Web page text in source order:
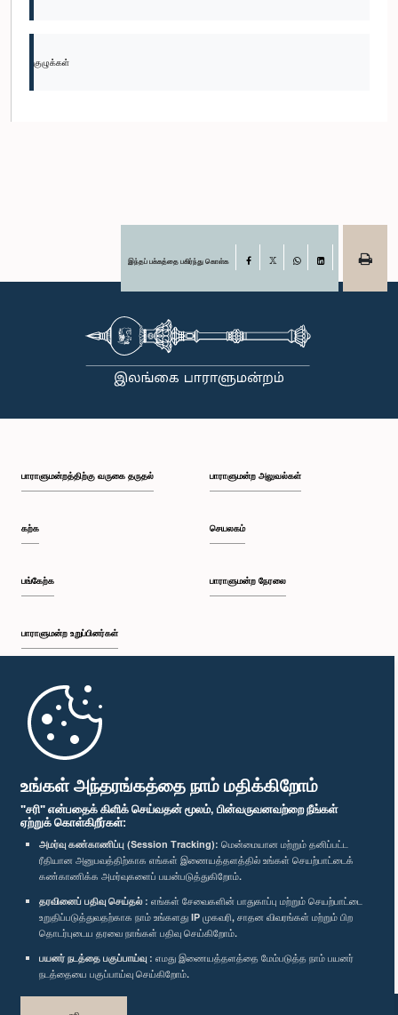
உங்கள் அந்தரங்கத்தை நாம் மதிக்கிறோம்
"சரி" என்பதைக் கிளிக் செய்வதன் மூலம், பின்வருவனவற்றை நீங்கள்
ஏற்றுக் கொள்கிறீர்கள்:
அமர்வு கண்காணிப்பு (Session Tracking): மென்மையான மற்றும் தனிப்பட்ட
ரீதியான அனுபவத்திற்காக எங்கள் இணையத்தளத்தில் உங்கள் செயற்பாட்டைக்
கண்காணிக்க அமர்வுகளைப் பயன்படுத்துகிறோம்.
தரவினைப் பதிவு செய்தல் : எங்கள் சேவைகளின் பாதுகாப்பு மற்றும் செயற்பாட்டை
உறுதிப்படுத்துவதற்காக நாம் உங்களது IP முகவரி, சாதன விவரங்கள் மற்றும் பிற
தொடர்புடைய தரவை நாங்கள் பதிவு செய்கிறோம்.
பயனர் நடத்தை பகுப்பாய்வு : எமது இணையத்தளத்தை மேம்படுத்த நாம் பயனர்
நடத்தையை பகுப்பாய்வு செய்கிறோம்.
குழுக்கள்
இந்தப் பக்கத்தை பகிர்ந்து கொள்க Facebook
பாராளுமன்றத்திற்கு வருகை தருதல்
கற்க
பங்கேற்க
பாராளுமன்ற உறுப்பினர்கள்
முதற்பக்கம்
பாராளுமன்ற அலுவல்கள்
செயலகம்
பாராளுமன்ற நேரலை
பாராளுமன்ற கையடக்க செயலி
எம்மை பின்தொடர்க :
விருதுகள்
தனியுரிமைக் கொள்கை